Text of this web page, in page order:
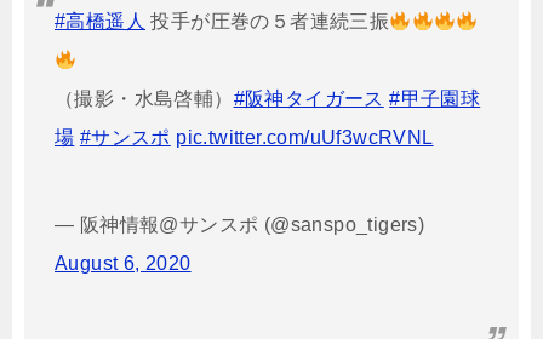
#高橋遥人 投手が圧巻の５者連続三振
（撮影・水島啓輔） #阪神タイガース #甲子園球
場 #サンスポ pic.twitter.com/uUf3wcRVNL
— 阪神情報@サンスポ (@sanspo_tigers)
August 6, 2020